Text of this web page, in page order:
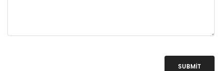
SUBMIT